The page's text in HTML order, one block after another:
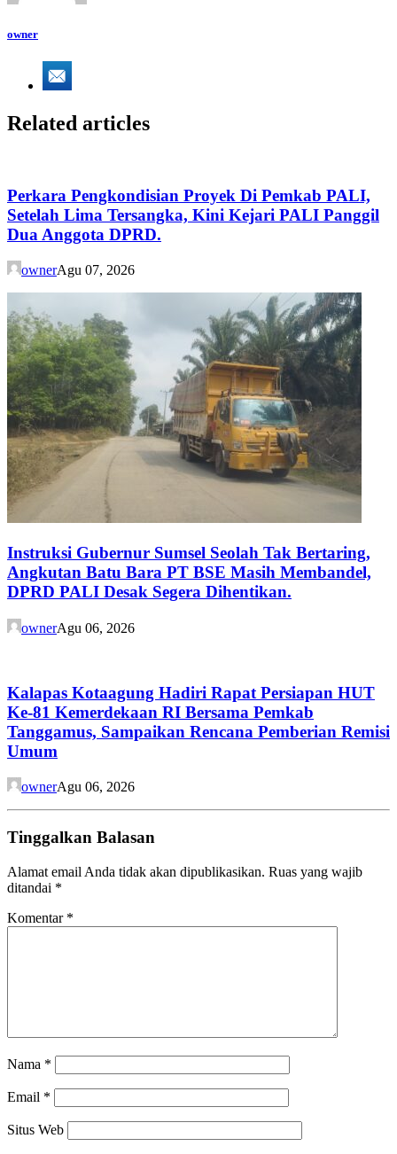
owner
Related articles
Perkara Pengkondisian Proyek Di Pemkab PALI,
Setelah Lima Tersangka, Kini Kejari PALI Panggil
Dua Anggota DPRD.
ownerAgu 07, 2026
Instruksi Gubernur Sumsel Seolah Tak Bertaring,
Angkutan Batu Bara PT BSE Masih Membandel,
DPRD PALI Desak Segera Dihentikan.
ownerAgu 06, 2026
Kalapas Kotaagung Hadiri Rapat Persiapan HUT
Ke-81 Kemerdekaan RI Bersama Pemkab
Tanggamus, Sampaikan Rencana Pemberian Remisi
Umum
ownerAgu 06, 2026
Tinggalkan Balasan
Alamat email Anda tidak akan dipublikasikan. Ruas yang wajib
ditandai *
Komentar *
Nama *
Email *
Situs Web